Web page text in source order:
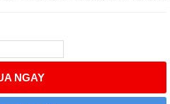
NGAY